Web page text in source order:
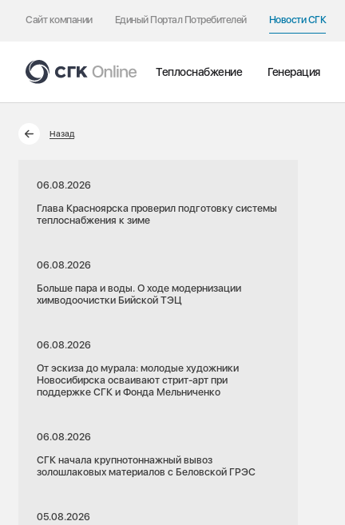
Сайт компании Единый Портал Потребителей Новости СГК
Теплоснабжение Генерация
Назад
06.08.2026
Глава Красноярска проверил подготовку системы
теплоснабжения к зиме
06.08.2026
Больше пара и воды. О ходе модернизации
химводоочистки Бийской ТЭЦ
06.08.2026
От эскиза до мурала: молодые художники
Новосибирска осваивают стрит-арт при
поддержке СГК и Фонда Мельниченко
06.08.2026
СГК начала крупнотоннажный вывоз
золошлаковых материалов с Беловской ГРЭС
05.08.2026